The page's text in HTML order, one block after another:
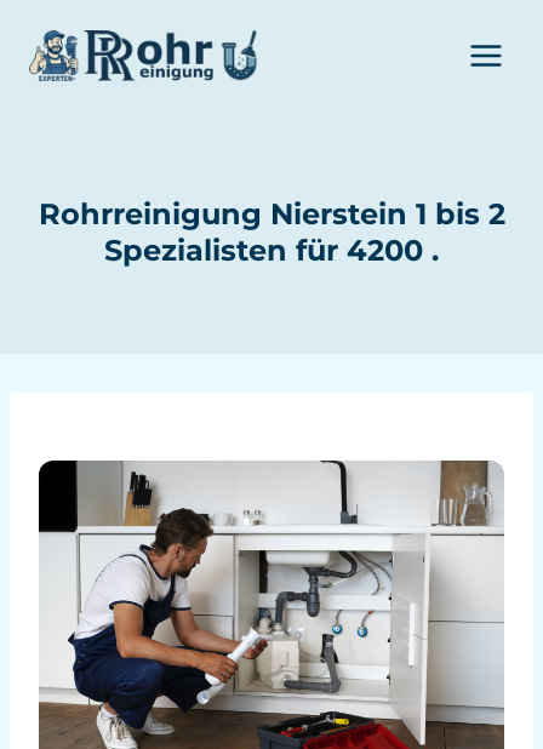
Inhalt
springen
Rohrreinigung Nierstein 1 bis 2
Spezialisten für 4200 .